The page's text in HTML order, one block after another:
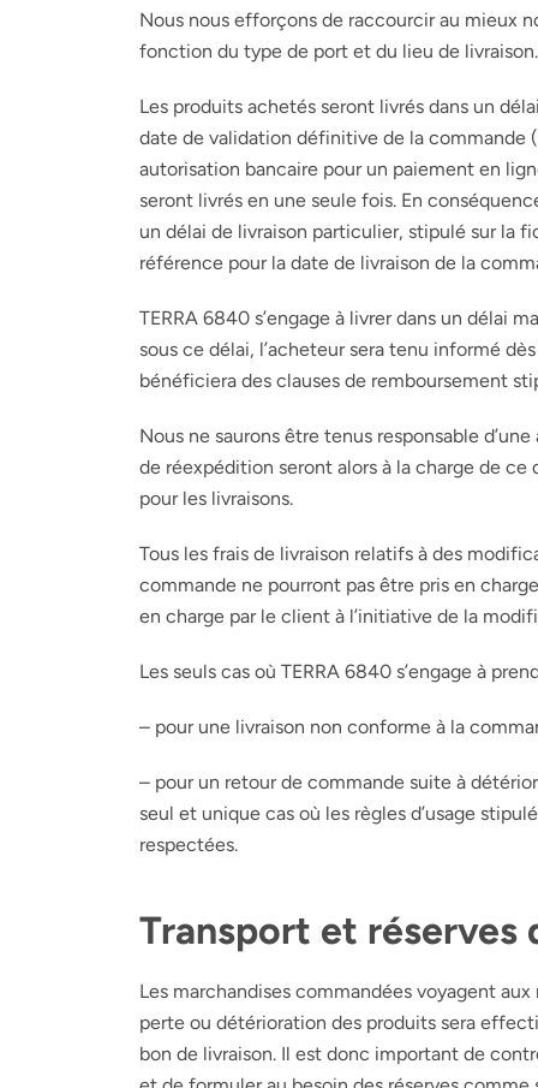
Nous nous efforçons de raccourcir au mieux
fonction du type de port et du lieu de livraison.
Les produits achetés seront livrés dans un
date de validation définitive de la
autorisation bancaire pour un paiement en
seront livrés en une seule fois. En
un délai de livraison particulier, stipulé sur la
référence pour la date de livraison de la
TERRA 6840 s’engage à livrer dans un délai
sous ce délai, l’acheteur sera tenu informé
bénéficiera des clauses de remboursement
Nous ne saurons être tenus responsable
de réexpédition seront alors à la charge de
pour les livraisons.
Tous les frais de livraison relatifs à des
commande ne pourront pas être pris en
en charge par le client à l’initiative de la
Les seuls cas où TERRA 6840 s’engage à
– pour une livraison non conforme à la
– pour un retour de commande suite à
seul et unique cas où les règles d’usage
respectées.
Transport et réserves
Les marchandises commandées voyagent
perte ou détérioration des produits sera
bon de livraison. Il est donc important de